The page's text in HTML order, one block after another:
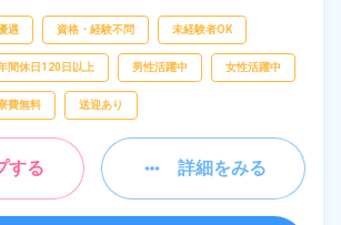
遇 資格・経験不問 未経験者OK
間休日120日以上 男性活躍中 女性活躍中
費無料 送迎あり
する 詳細をみる